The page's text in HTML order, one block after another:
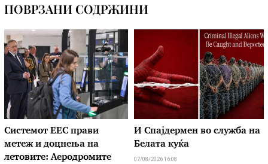
ПОВРЗАНИ СОДРЖИНИ
Системот ЕЕС прави
метеж и доцнења на
летовите: Аеродромите
И Спајдермен во служба на
Белата куќа
07/08/2026 16:08